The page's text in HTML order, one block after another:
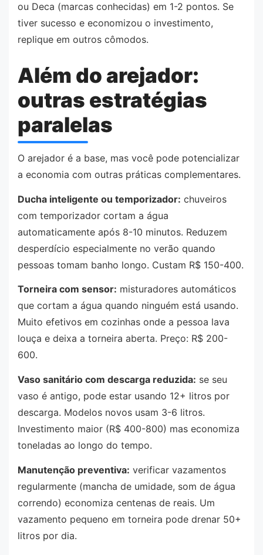
ou Deca (marcas conhecidas) em 1-2 pontos. Se
tiver sucesso e economizou o investimento,
replique em outros cômodos.
Além do arejador:
outras estratégias
paralelas
O arejador é a base, mas você pode potencializar
a economia com outras práticas complementares.
Ducha inteligente ou temporizador: chuveiros
com temporizador cortam a água
automaticamente após 8-10 minutos. Reduzem
desperdício especialmente no verão quando
pessoas tomam banho longo. Custam R$ 150-400.
Torneira com sensor: misturadores automáticos
que cortam a água quando ninguém está usando.
Muito efetivos em cozinhas onde a pessoa lava
louça e deixa a torneira aberta. Preço: R$ 200-
600.
Vaso sanitário com descarga reduzida: se seu
vaso é antigo, pode estar usando 12+ litros por
descarga. Modelos novos usam 3-6 litros.
Investimento maior (R$ 400-800) mas economiza
toneladas ao longo do tempo.
Manutenção preventiva: verificar vazamentos
regularmente (mancha de umidade, som de água
correndo) economiza centenas de reais. Um
vazamento pequeno em torneira pode drenar 50+
litros por dia.